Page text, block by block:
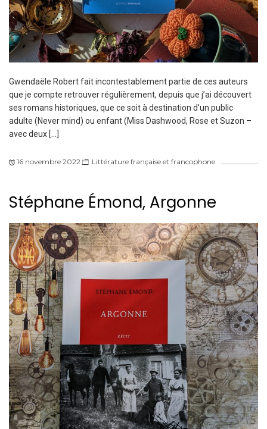
Gwendaële Robert fait incontestablement partie de ces auteurs
que je compte retrouver régulièrement, depuis que j’ai découvert
ses romans historiques, que ce soit à destination d’un public
adulte (Never mind) ou enfant (Miss Dashwood, Rose et Suzon –
avec deux […]
16 novembre 2022 Littérature française et francophone
Stéphane Émond, Argonne